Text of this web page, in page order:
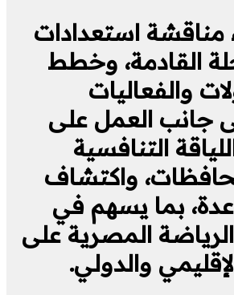
مناقشة استعدادات
القادمة، وخطط
والفعاليات
جانب العمل على
التنافسية
واكتشاف
بما يسهم في
المصرية على
والدولي.